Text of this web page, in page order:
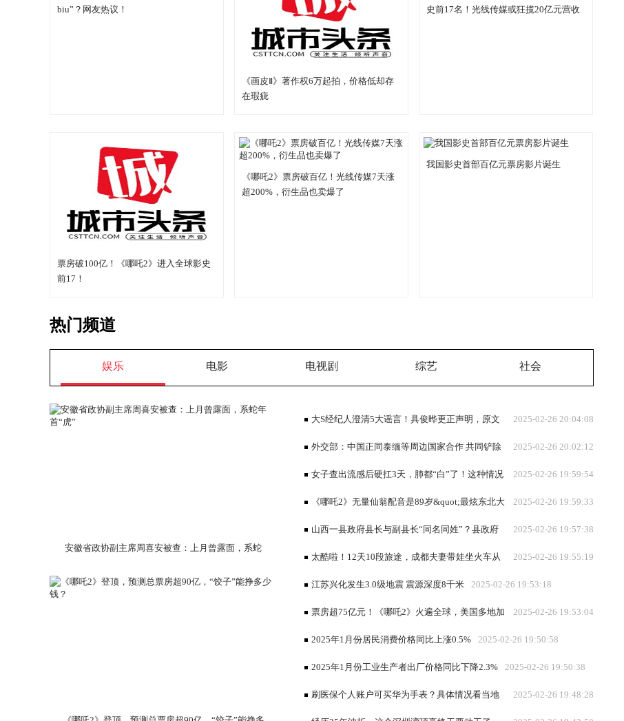
biu”？网友热议！
《画皮Ⅱ》著作权6万起拍，价格低却存
在瑕疵
史前17名！光线传媒或狂揽20亿元营收
票房破100亿！《哪吒2》进入全球影史
前17！
《哪吒2》票房破百亿！光线传媒7天涨
超200%，衍生品也卖爆了
我国影史首部百亿元票房影片诞生
热门频道
娱乐 电影 电视剧 综艺 社会
安徽省政协副主席周喜安被查：上月曾露面，系蛇
2025-02-26 20:04:08
大S经纪人澄清5大谣言！具俊晔更正声明，原文
或引发误会；造谣账号已被封 2025-02-26 20:02:12
外交部：中国正同泰缅等周边国家合作 共同铲除
网赌、电诈毒瘤 2025-02-26 19:59:54
女子查出流感后硬扛3天，肺都“白”了！这种情况
赶紧就医 2025-02-26 19:59:33
《哪吒2》无量仙翁配音是89岁&quot;最炫东北大
爷&quot;，本人发声 2025-02-26 19:57:38
山西一县政府县长与副县长“同名同姓”？县政府
回应：情况属实，比较罕见 2025-02-26 19:55:19
太酷啦！12天10段旅途，成都夫妻带娃坐火车从
新加坡回家 2025-02-26 19:53:18
江苏兴化发生3.0级地震 震源深度8千米
2025-02-26 19:53:04
票房超75亿元！《哪吒2》火遍全球，美国多地加
场！这款爆米花桶爆火，有影院上架三天就售罄了2025-02-26 19:50:58
2025年1月份居民消费价格同比上涨0.5%
2025-02-26 19:50:38
2025年1月份工业生产者出厂价格同比下降2.3%
2025-02-26 19:48:28
刷医保个人账户可买华为手表？具体情况看当地